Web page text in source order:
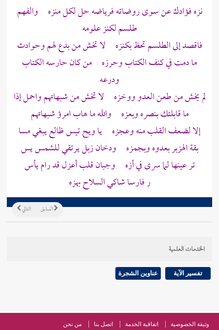
نزه فؤادك عن سوى روضاته فرياضه حل لكل منزه والفهم
طلسم لكنز علومه
فاقصد إلى الطلسم تحظ بكنزه لا تخش من بدع لهم وحوادث
ما دمت في كنف الكتاب وحرزه من كان حارسه الكتاب
ودرعه
لم يخش من طعن العدو ووخزه لا تخش من شبهاتهم واحمل إذا
ما قابلتك بنصره وبعزه والله ما هاب امرؤ شبهاتهم
إلا لضعف القلب منه وعجزه يا ويح تيس ظالع يبغي مسا
بقة الهزبر بعدوه وبجمزه ودخان زبل يرتقي للشمس يس
تر عينها لما سرى في أزه وجبان قلب أعزل قد رام يأس
ر فارسا شاكي السلاح بهزه
التالي السابق
الخدمات العلمية
تفسير الآية عناوين الشجرة
وثيقة الخصوصية اتفاقية الخدمة اتصل بنا من نحن